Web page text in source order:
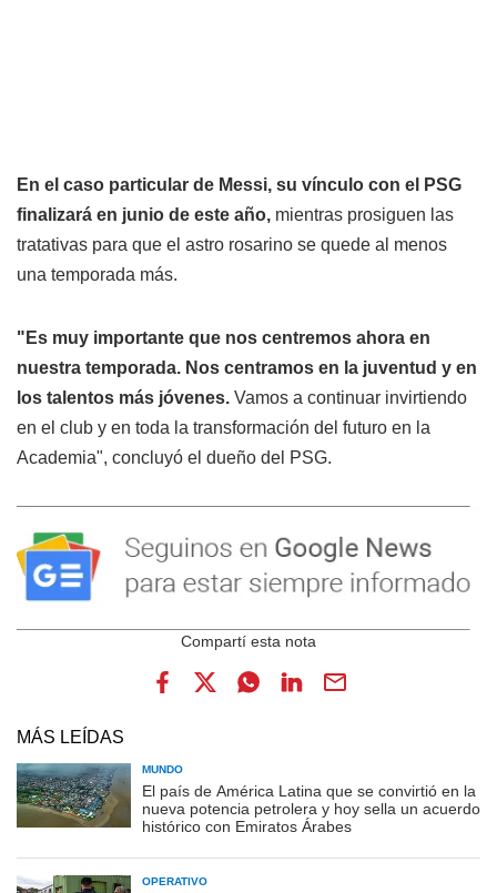
En el caso particular de Messi, su vínculo con el PSG
finalizará en junio de este año, mientras prosiguen las
tratativas para que el astro rosarino se quede al menos
una temporada más.
"Es muy importante que nos centremos ahora en
nuestra temporada. Nos centramos en la juventud y en
los talentos más jóvenes. Vamos a continuar invirtiendo
en el club y en toda la transformación del futuro en la
Academia", concluyó el dueño del PSG.
MÁS LEÍDAS
MUNDO
El país de América Latina que se convirtió en la
nueva potencia petrolera y hoy sella un acuerdo
histórico con Emiratos Árabes
OPERATIVO